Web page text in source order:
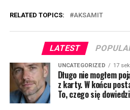
RELATED TOPICS: AKSAMIT
LATEST
UNCATEGORIZED 17
Długo nie mogłem
z karty. W końcu
To, czego się